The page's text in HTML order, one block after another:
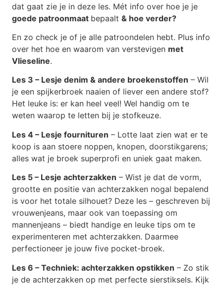
dat gaat zie je in deze les. Mét info over hoe je je
goede patroonmaat bepaalt & hoe verder?
En zo check je of je alle patroondelen hebt. Plus info
over het hoe en waarom van verstevigen met
Vlieseline.
Les 3 – Lesje denim & andere broekenstoffen – Wil
je een spijkerbroek naaien of liever een andere stof?
Het leuke is: er kan heel veel! Wel handig om te
weten waarop te letten bij je stofkeuze.
Les 4 – Lesje fournituren – Lotte laat zien wat er te
koop is aan stoere noppen, knopen, doorstikgarens;
alles wat je broek superprofi en uniek gaat maken.
Les 5 – Lesje achterzakken – Wist je dat de vorm,
grootte en positie van achterzakken nogal bepalend
is voor het totale silhouet? Deze les – geschreven bij
vrouwenjeans, maar ook van toepassing om
mannenjeans – biedt handige en leuke tips om te
experimenteren met achterzakken. Daarmee
perfectioneer je jouw five pocket-broek.
Les 6 – Techniek: achterzakken opstikken – Zo stik
je de achterzakken op met perfecte sierstiksels. Kijk